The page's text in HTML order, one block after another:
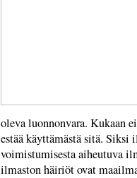
oleva luonnonvara. Kukaan
estää käyttämästä sitä.
voimistumisesta aiheutuva
ilmaston häiriöt ovat